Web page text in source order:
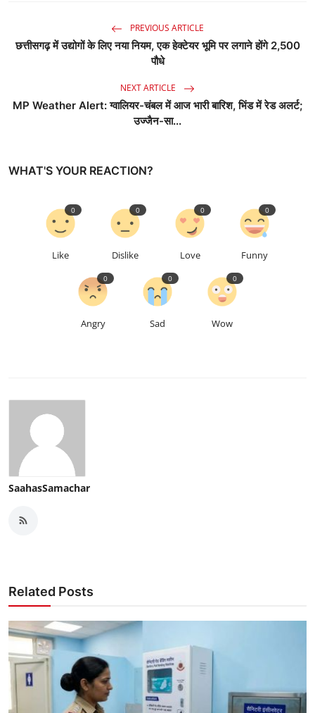
PREVIOUS ARTICLE
छत्तीसगढ़ में उद्योगों के लिए नया नियम, एक हेक्टेयर भूमि पर लगाने होंगे 2,500
पौधे
NEXT ARTICLE
MP Weather Alert: ग्वालियर-चंबल में आज भारी बारिश, भिंड में रेड अलर्ट;
उज्जैन-सा...
WHAT'S YOUR REACTION?
Like
0
Dislike
0
Love
0
Funny
0
Angry
0
Sad
0
Wow
0
SaahasSamachar
Related Posts